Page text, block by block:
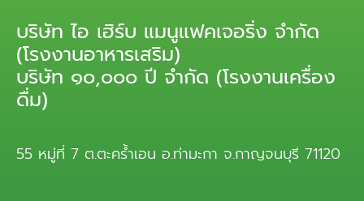
บริษัท ไอ เฮิร์บ แมนูแฟคเจอริ่ง จำกัด
(โรงงานอาหารเสริม)
บริษัท ๑๐,๐๐๐ ปี จำกัด (โรงงานเครื่อง
ดื่ม)
55 หมู่ที่ 7 ต.ตะคร้ำเอน อ.ท่ามะกา จ.กาญจนบุรี 71120